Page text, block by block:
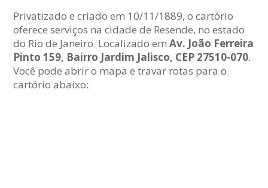
Privatizado e criado em 10/11/1889, o cartório
oferece serviços na cidade de Resende, no estado
do Rio de Janeiro. Localizado emAv. João Ferreira
Pinto 159, Bairro Jardim Jalisco, CEP 27510-070.
Você pode abrir o mapa e travar rotas para o
cartório abaixo: